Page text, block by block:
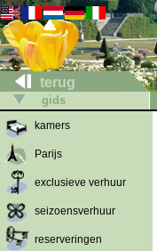
terug
gids
kamers
Parijs
exclusieve verhuur
seizoensverhuur
reserveringen